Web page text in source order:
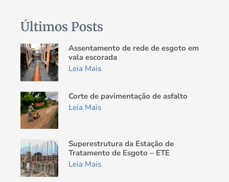
Últimos Posts
Assentamento de rede de esgoto em
vala escorada
Leia Mais
Corte de pavimentação de asfalto
Leia Mais
Superestrutura da Estação de
Tratamento de Esgoto – ETE
Leia Mais